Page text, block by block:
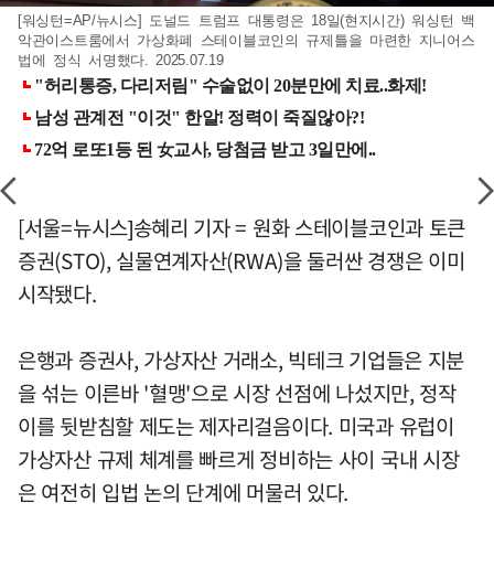
[워싱턴=AP/뉴시스] 도널드 트럼프 대통령은 18일(현지시간) 워싱턴 백
악관이스트룸에서 가상화폐 스테이블코인의 규제틀을 마련한 지니어스
법에 정식 서명했다. 2025.07.19
[서울=뉴시스]송혜리 기자 = 원화 스테이블코인과 토큰
증권(STO), 실물연계자산(RWA)을 둘러싼 경쟁은 이미
시작됐다.
은행과 증권사, 가상자산 거래소, 빅테크 기업들은 지분
을 섞는 이른바 '혈맹'으로 시장 선점에 나섰지만, 정작
이를 뒷받침할 제도는 제자리걸음이다. 미국과 유럽이
가상자산 규제 체계를 빠르게 정비하는 사이 국내 시장
은 여전히 입법 논의 단계에 머물러 있다.